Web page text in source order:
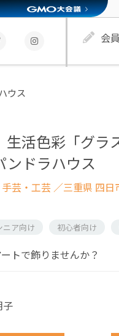
会
ウス
活色彩「グラ
ドラハウス
芸・工芸 ／三重県 四日
ニア向け 初心者向け
トで飾りませんか？
子